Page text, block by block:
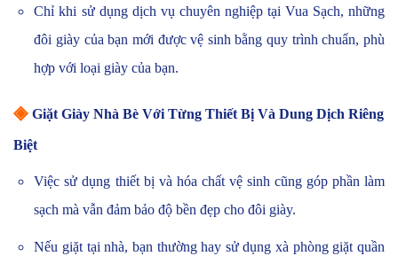
Chỉ khi sử dụng dịch vụ chuyên nghiệp tại Vua Sạch, những
đôi giày của bạn mới được vệ sinh bằng quy trình chuẩn, phù
hợp với loại giày của bạn.
◈ Giặt Giày Nhà Bè Với Từng Thiết Bị Và Dung Dịch Riêng
Biệt
Việc sử dụng thiết bị và hóa chất vệ sinh cũng góp phần làm
sạch mà vẫn đảm bảo độ bền đẹp cho đôi giày.
Nếu giặt tại nhà, bạn thường hay sử dụng xà phòng giặt quần